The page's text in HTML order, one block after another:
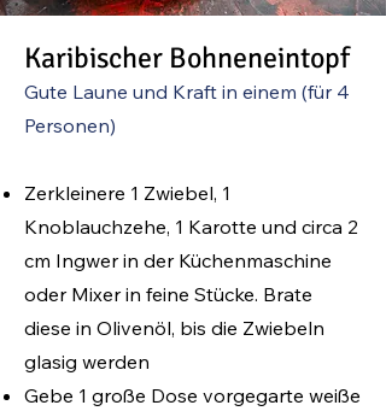
Karibischer Bohneneintopf
Gute Laune und Kraft in einem (für 4
Personen)
Zerkleinere 1 Zwiebel, 1
Knoblauchzehe, 1 Karotte und circa 2
cm Ingwer in der Küchenmaschine
oder Mixer in feine Stücke. Brate
diese in Olivenöl, bis die Zwiebeln
glasig werden
Gebe 1 große Dose vorgegarte weiße